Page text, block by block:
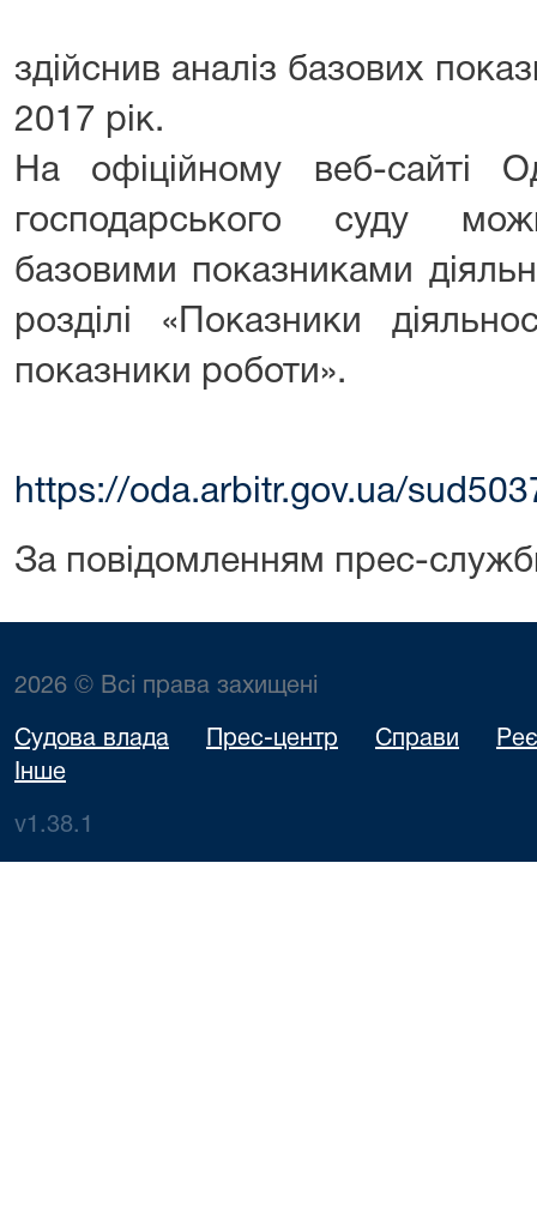
здійснив аналіз базових
2017 рік.
На офіційному веб-сайті
господарського суду
базовими показниками
розділі «Показники
показники роботи».
https://oda.arbitr.gov.ua/
За повідомленням прес-
2026 © Всі права захищені
Судова влада Прес-центр Справи
Інше
v1.38.1